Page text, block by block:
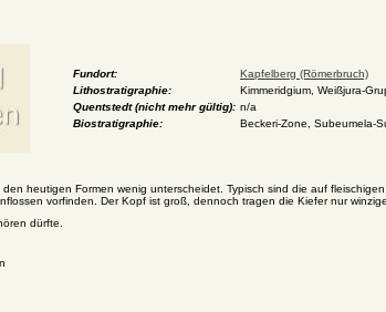
Fundort:
Kapfelberg (Römerbruch)
Lithostratigraphie:
Kimmeridgium, Weißjura-
Quentstedt (nicht mehr gültig): n/a
Biostratigraphie:
Beckeri-Zone, Subeumela-
heutigen Formen wenig unterscheidet. Typisch sind die auf
vorfinden. Der Kopf ist groß, dennoch tragen die Kiefer nur
dürfte.